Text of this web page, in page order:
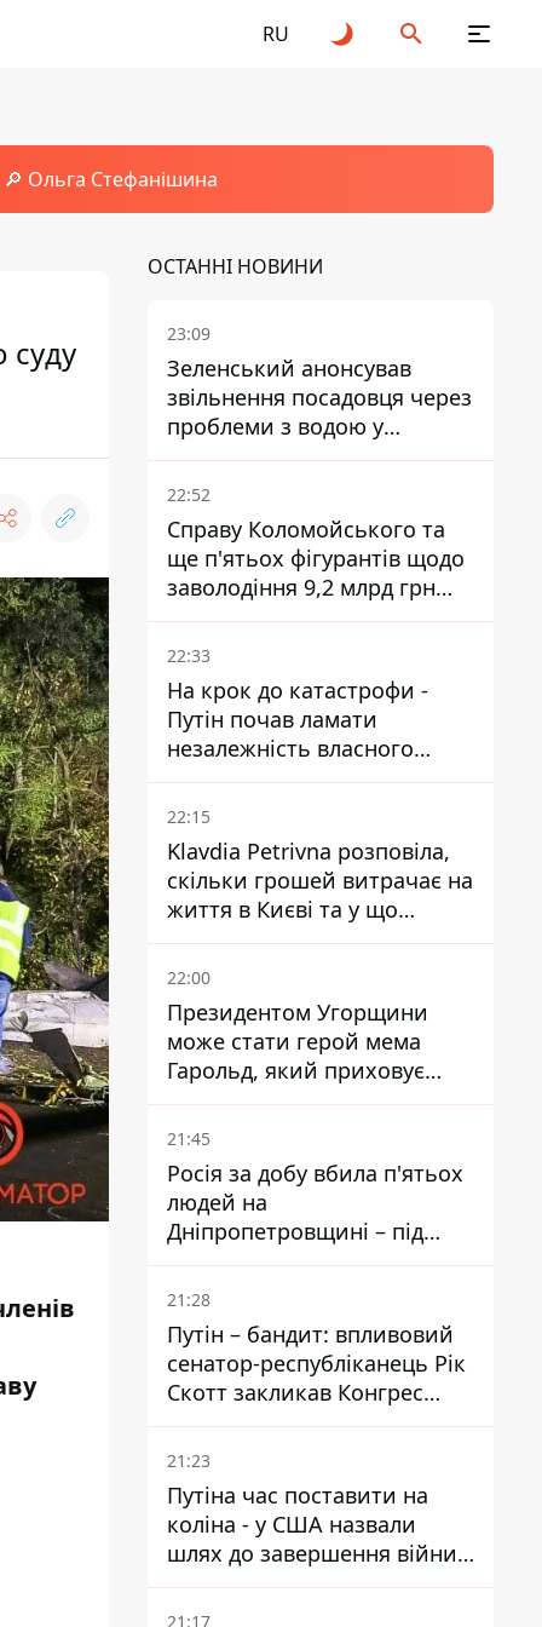
RU
🔎 Ольга Стефанішина
суду
ОСТАННІ НОВИНИ
23:09
Зеленський анонсував
звільнення посадовця через
проблеми з водою у
Марганці
22:52
Справу Коломойського та
ще п'ятьох фігурантів щодо
заволодіння 9,2 млрд грн
ПриватБанку скерували до
суду
22:33
На крок до катастрофи -
Путін почав ламати
незалежність власного
Центробанку, змусивши
знизити базову ставку
22:15
Klavdia Petrivna розповіла,
скільки грошей витрачає на
життя в Києві та у що
вкладає мільйони
22:00
Президентом Угорщини
може стати герой мема
Гарольд, який приховує
біль – він очолив народне
голосування
21:45
Росія за добу вбила п'ятьох
людей на
Дніпропетровщині – під
ударами опинилися п'ять
районів області
21:28
Путін – бандит: впливовий
сенатор-республіканець Рік
Скотт закликав Конгрес
притягнути РФ до
відповідальності за війну в
Україні
21:23
Путіна час поставити на
коліна - у США назвали
шлях до завершення війни -
National Security Journal
21:17